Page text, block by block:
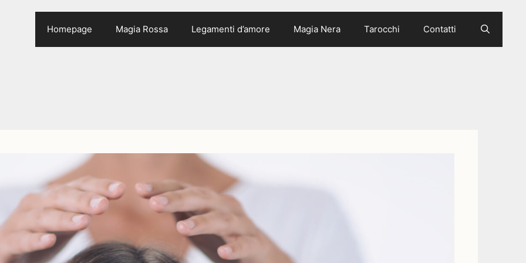
Homepage Magia Rossa Legamenti d’amore Magia Nera Tarocchi Contatti